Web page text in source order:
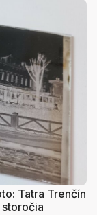
Tatra Trenčín